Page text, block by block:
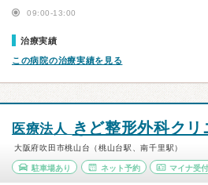
09:00-13:00
治療実績
この病院の治療実績を見る
医療法人 きど整形外科クリ
大阪府吹田市桃山台（桃山台駅、南千里駅）
駐車場あり ネット予約 マイナ受付